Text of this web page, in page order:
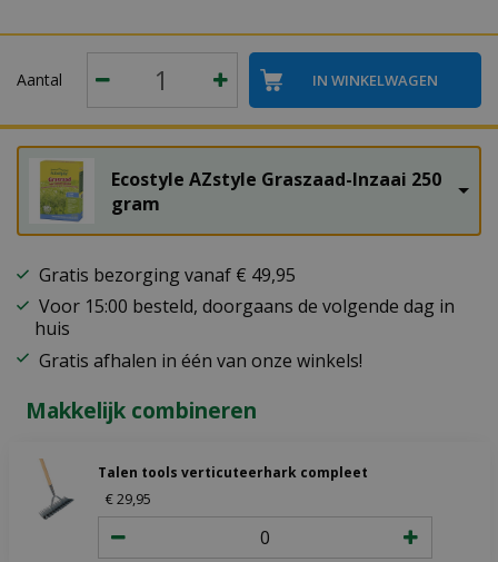
Aantal
Ecostyle AZstyle Graszaad-Inzaai 250
gram
Gratis bezorging vanaf € 49,95
Voor 15:00 besteld, doorgaans de volgende dag in
huis
Gratis afhalen in één van onze winkels!
Makkelijk combineren
Talen tools verticuteerhark compleet
€29,95